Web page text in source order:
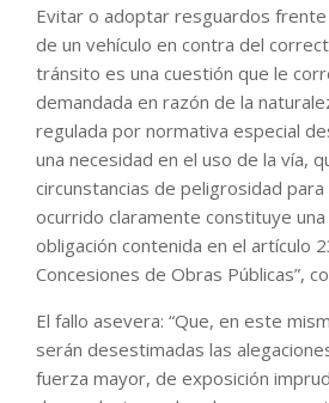
Evitar o adoptar resguardos
de un vehículo en contra del
tránsito es una cuestión que le
demandada en razón de la
regulada por normativa especial
una necesidad en el uso de la vía,
circunstancias de peligrosidad
ocurrido claramente constituye una
obligación contenida en el artículo
Concesiones de Obras Públicas”,
El fallo asevera: “Que, en este
serán desestimadas las
fuerza mayor, de exposición